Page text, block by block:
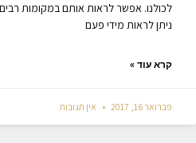
לכולנו. אפשר לראות אותם במקומות רבים
ניתן לראות מידי פעם
קרא עוד »
פברואר 16, 2017 אין תגובות